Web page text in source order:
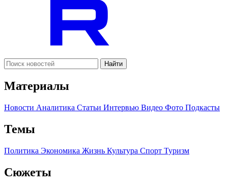
Найти
Материалы
Новости Аналитика Статьи Интервью Видео Фото Подкасты
Темы
Политика Экономика Жизнь Культура Спорт Туризм
Сюжеты